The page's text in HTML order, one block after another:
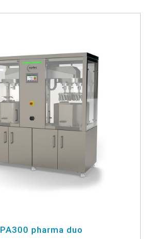
PA300 pharma duo